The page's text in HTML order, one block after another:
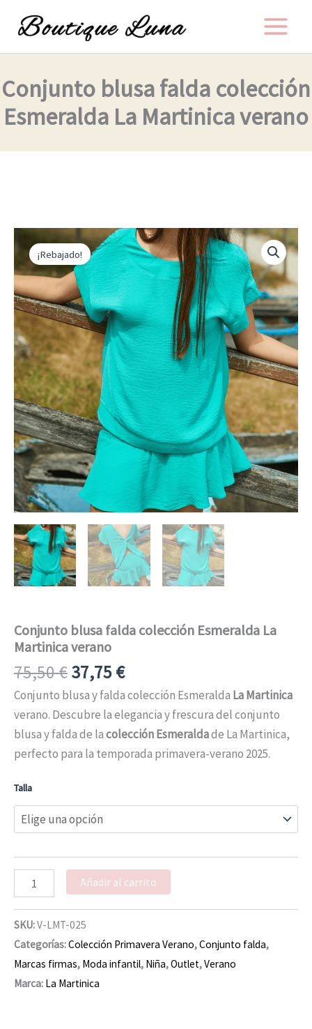
Conjunto blusa falda colección
Esmeralda La Martinica verano
¡Rebajado!
Conjunto blusa falda colección Esmeralda La
Martinica verano
75,50€
El
precio
original
era:
75,50 €.
37,75€
El
precio
actual
es:
37,75 €.
Conjunto blusa y falda colección Esmeralda La Martinica
verano. Descubre la elegancia y frescura del conjunto
blusa y falda de lacolección Esmeraldade La Martinica,
perfecto para la temporada primavera-verano 2025.
Talla
Conjunto
blusa
falda
colección
Esmeralda
La
Martinica
verano
cantidad
Añadir al carrito
SKU:V-LMT-025
Categorías:Colección Primavera Verano,Conjunto falda,
Marcas firmas, Moda infantil, Niña,Outlet,Verano
Marca: La Martinica